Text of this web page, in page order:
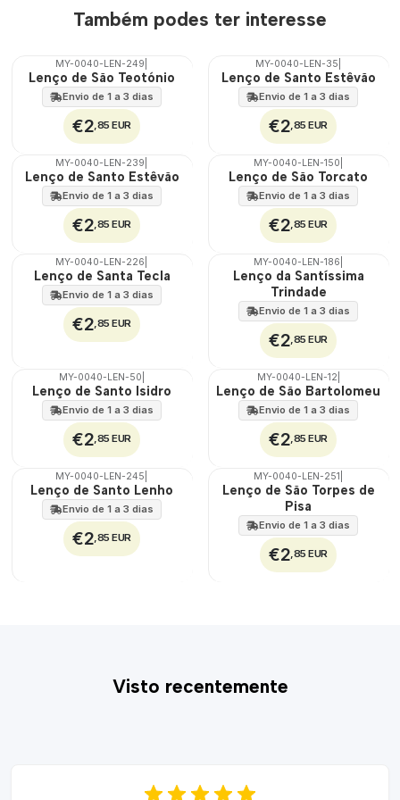
Também podes ter interesse
🇵🇹
100%
MY-0040-LEN-249
Lenço de São Teotónio
Envio de 1 a 3 dias
€2,85 EUR
🇵🇹
100%
MY-0040-LEN-35
Lenço de Santo Estêvão
Envio de 1 a 3 dias
€2,85 EUR
🇵🇹
100%
MY-0040-LEN-239
Lenço de Santo Estêvão
Envio de 1 a 3 dias
€2,85 EUR
🇵🇹
100%
MY-0040-LEN-150
Lenço de São Torcato
Envio de 1 a 3 dias
€2,85 EUR
🇵🇹
100%
MY-0040-LEN-226
Lenço de Santa Tecla
Envio de 1 a 3 dias
€2,85 EUR
🇵🇹
MY-0040-LEN-186
Lenço da Santíssima
Trindade
Envio de 1 a 3 dias
€2,85 EUR
🇵🇹
100%
MY-0040-LEN-50
Lenço de Santo Isidro
Envio de 1 a 3 dias
€2,85 EUR
🇵🇹
100%
MY-0040-LEN-12
Lenço de São Bartolomeu
Envio de 1 a 3 dias
€2,85 EUR
🇵🇹
100%
MY-0040-LEN-245
Lenço de Santo Lenho
Envio de 1 a 3 dias
€2,85 EUR
🇵🇹
100%
MY-0040-LEN-251
Lenço de São Torpes de
Pisa
Envio de 1 a 3 dias
€2,85 EUR
Visto recentemente